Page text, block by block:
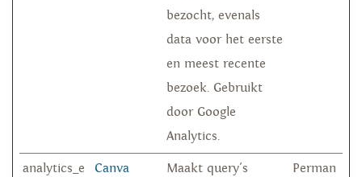
bezocht, evenals
data voor het eerste
en meest recente
bezoek. Gebruikt
door Google
Analytics.
analytics_e
Canva
Maakt query's
Perman